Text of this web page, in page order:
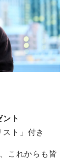
ト
ト」付き
これからも皆